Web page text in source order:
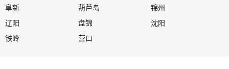
阜新
葫芦岛
锦州
辽阳
盘锦
沈阳
铁岭
营口